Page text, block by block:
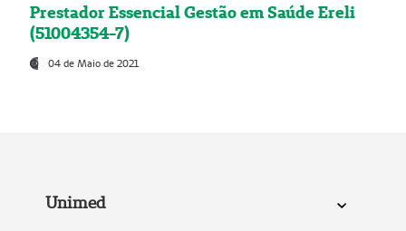
Prestador Essencial Gestão em Saúde Ereli
(51004354-7)
04 de Maio de 2021
Unimed